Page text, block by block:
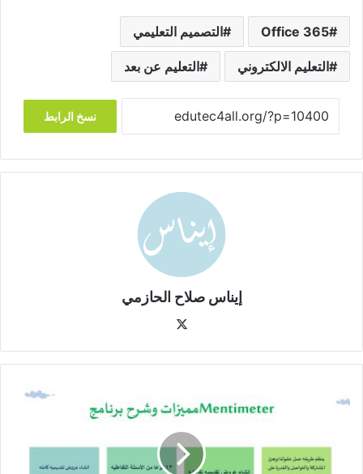
Office 365 التصميم التعليمي
التعليم الالكتروني التعليم عن بعد
نسخ الرابط
إيناس صلاح الحازمي
Mentimeter
والانتباه